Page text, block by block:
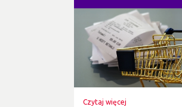
Czytaj więcej